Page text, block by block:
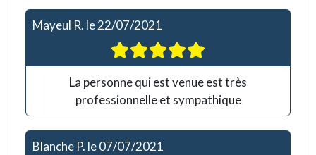
Mayeul R. le22/07/2021
La personne qui est venue est très
professionnelle et sympathique
Blanche P. le07/07/2021